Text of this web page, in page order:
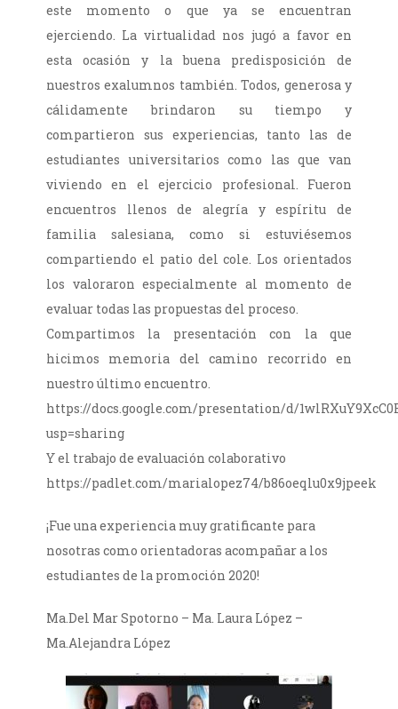
este momento o que ya se encuentran
ejerciendo. La virtualidad nos jugó a favor en
esta ocasión y la buena predisposición de
nuestros exalumnos también. Todos, generosa y
cálidamente brindaron su tiempo y
compartieron sus experiencias, tanto las de
estudiantes universitarios como las que van
viviendo en el ejercicio profesional. Fueron
encuentros llenos de alegría y espíritu de
familia salesiana, como si estuviésemos
compartiendo el patio del cole. Los orientados
los valoraron especialmente al momento de
evaluar todas las propuestas del proceso.
Compartimos la presentación con la que
hicimos memoria del camino recorrido en
nuestro último encuentro.
https://docs.google.com/presentation/d/
usp=sharing
Y el trabajo de evaluación colaborativo
https://padlet.com/marialopez74/b86oeqlu0x9jpeek
¡Fue una experiencia muy gratificante para
nosotras como orientadoras acompañar a los
estudiantes de la promoción 2020!
Ma.Del Mar Spotorno – Ma. Laura López –
Ma.Alejandra López